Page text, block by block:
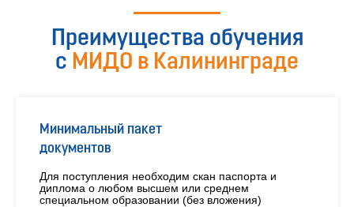
Преимущества обучения
с МИДО в Калининграде
Минимальный пакет
документов
Для поступления необходим скан паспорта и
диплома о любом высшем или среднем
специальном образовании (без вложения)